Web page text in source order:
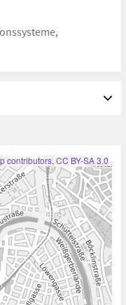
contributors, CC BY-SA 3.0